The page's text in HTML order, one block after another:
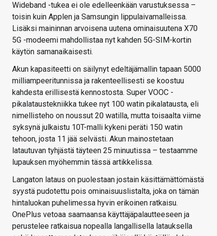
Wideband -tukea ei ole edelleenkään varustuksessa –
toisin kuin Applen ja Samsungin lippulaivamalleissa.
Lisäksi maininnan arvoisena uutena ominaisuutena X70
5G -modeemi mahdollistaa nyt kahden 5G-SIM-kortin
käytön samanaikaisesti.
Akun kapasiteetti on säilynyt edeltäjämallin tapaan 5000
milliampeeritunnissa ja rakenteellisesti se koostuu
kahdesta erillisestä kennostosta. Super VOOC -
pikalataustekniikka tukee nyt 100 watin pikalatausta, eli
nimellisteho on noussut 20 watilla, mutta toisaalta viime
syksynä julkaistu 10T-malli kykeni peräti 150 watin
tehoon, josta 11 jää selvästi. Akun mainostetaan
latautuvan tyhjästä täyteen 25 minuutissa – testaamme
lupauksen myöhemmin tässä artikkelissa.
Langaton lataus on puolestaan jostain käsittämättömästä
syystä pudotettu pois ominaisuuslistalta, joka on tämän
hintaluokan puhelimessa hyvin erikoinen ratkaisu.
OnePlus vetoaa saamaansa käyttäjäpalautteeseen ja
perustelee ratkaisua nopealla langallisella latauksella